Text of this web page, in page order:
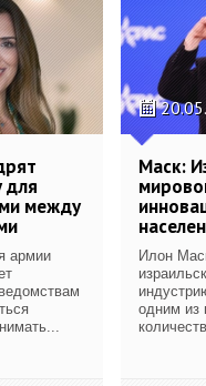
для
между
армии
Маск:
Илон
одним из